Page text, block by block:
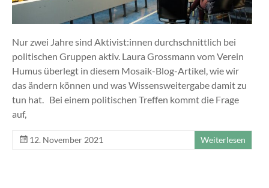
Nur zwei Jahre sind Aktivist:innen durchschnittlich bei
politischen Gruppen aktiv. Laura Grossmann vom Verein
Humus überlegt in diesem Mosaik-Blog-Artikel, wie wir
das ändern können und was Wissensweitergabe damit zu
tun hat. Bei einem politischen Treffen kommt die Frage
auf,
12. November 2021 Weiterlesen